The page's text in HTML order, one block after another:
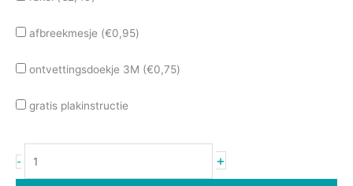
afbreekmesje (€0,95)
ontvettingsdoekje 3M (€0,75)
gratis plakinstructie
- +